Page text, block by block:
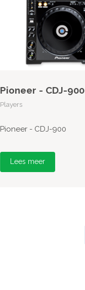
Pioneer - CDJ-900
Players
Pioneer - CDJ-900
Lees meer